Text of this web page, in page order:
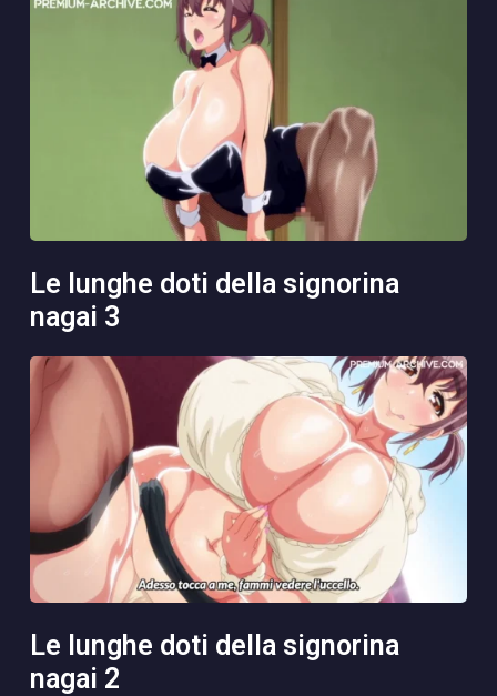
le lunghe doti della signorina
nagai 3
le lunghe doti della signorina
nagai 2